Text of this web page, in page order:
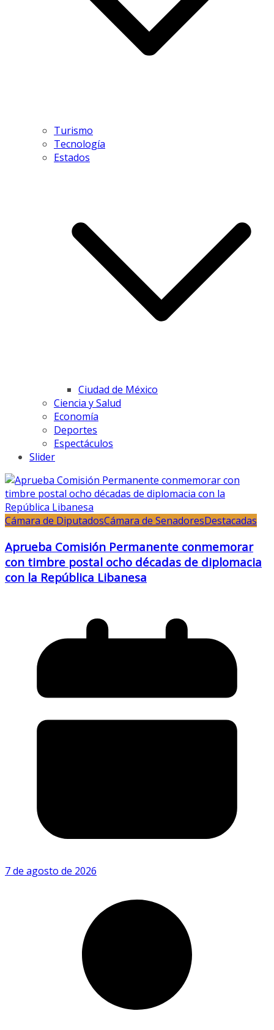
Turismo
Tecnología
Estados
Ciudad de México
Ciencia y Salud
Economía
Deportes
Espectáculos
Slider
Cámara de DiputadosCámara de SenadoresDestacadas
Aprueba Comisión Permanente conmemorar
con timbre postal ocho décadas de diplomacia
con la República Libanesa
7 de agosto de 2026